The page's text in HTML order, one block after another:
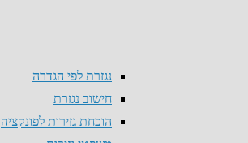
נגזרת לפי הגדרה
חישוב נגזרת
הוכחת גזירות לפונקציה